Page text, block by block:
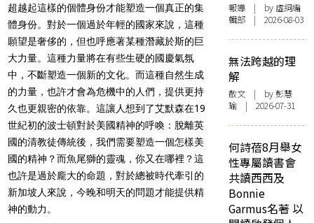
超越起這樣的個體身份才能塑造一個真正的集
體身份。對於一個過於年輕的國家來說，這種
願望是奢侈的，但也呼應著某種潛藏於斯的巨
大力量。這種力量將在有些生硬的國慶氣氛
中，不斷塑造一個新的文化。而這種自然生成
的力量，也許才會為危機中的人們，提供更持
久也更親密的依靠。這讓人想到了艾默森在19
世紀初的波士頓對於美國精神的呼喚：脫離英
國的清教徒傳統後，我們需要塑造一個怎樣美
國的精神？而魚尾獅的靈魂，你又在哪裡？這
也許是過於龐大的命題，對於總被時代牽引的
新加坡人來說，今晚和明天的問題才能提供精
神的動力。
報導 | by 虛詞編
輯部 | 2026-08-03
無法跨越的理
解
散文 | by 彭慧
瑜 | 2026-07-31
何詩蓓8月舉女
性專屬讀書會
共讀西西及
Bonnie
Garmus名著 以